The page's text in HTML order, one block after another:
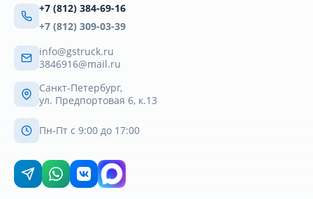
+7 (812) 384-69-16
+7 (812) 309-03-39
info@gstruck.ru
3846916@mail.ru
Санкт-Петербург,
ул. Предпортовая 6, к.13
Пн-Пт с 9:00 до 17:00